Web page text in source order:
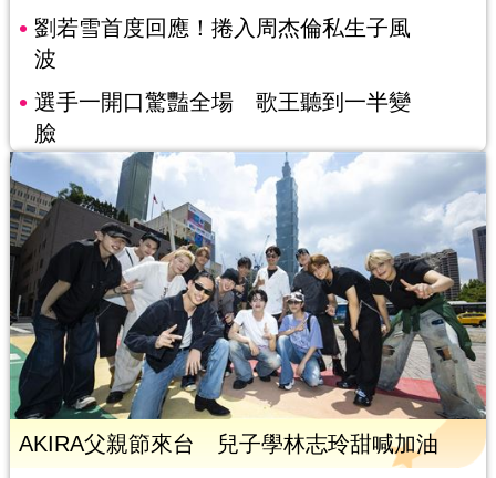
劉若雪首度回應！捲入周杰倫私生子風
波
選手一開口驚豔全場 歌王聽到一半變
臉
AKIRA父親節來台 兒子學林志玲甜喊加油